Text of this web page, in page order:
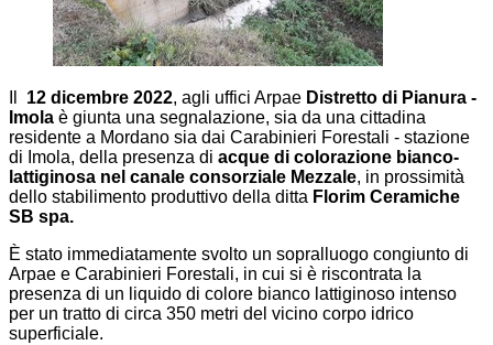
12 dicembre 2022, agli uffici Arpae Distretto di Pianura -
Imola è giunta una segnalazione, sia da una cittadina
residente a Mordano sia dai Carabinieri Forestali - stazione
di Imola, della presenza di acque di colorazione bianco-
lattiginosa nel canale consorziale Mezzale, in prossimità
dello stabilimento produttivo della ditta Florim Ceramiche
SB spa.
È stato immediatamente svolto un sopralluogo congiunto di
Arpae e Carabinieri Forestali, in cui si è riscontrata la
presenza di un liquido di colore bianco lattiginoso intenso
per un tratto di circa 350 metri del vicino corpo idrico
superficiale.